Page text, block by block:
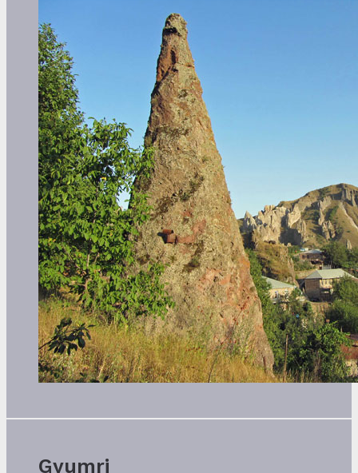
Gyumri